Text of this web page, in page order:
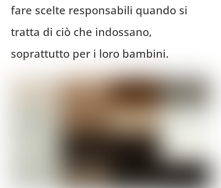
fare scelte responsabili quando si
tratta di ciò che indossano,
soprattutto per i loro bambini.